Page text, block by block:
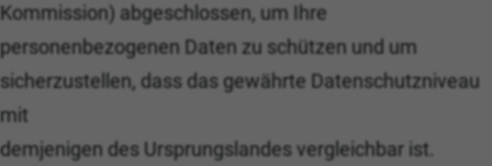
Kommission) abgeschlossen, um Ihre
personenbezogenen Daten zu schützen und um
sicherzustellen, dass das gewährte Datenschutzniveau
mit
demjenigen des Ursprungslandes vergleichbar ist.